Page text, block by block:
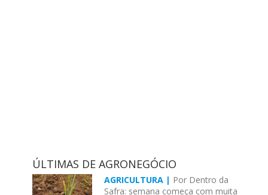
ÚLTIMAS DE AGRONEGÓCIO
AGRICULTURA | Por Dentro da
Safra: semana começa com muita